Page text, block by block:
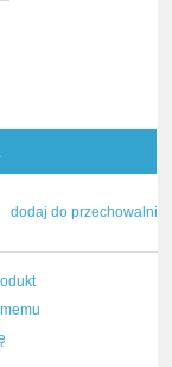
dodaj do przechowalni